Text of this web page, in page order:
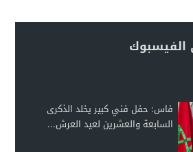
الفيسبوك
فاس: حفل فني كبير يخلد الذكرى
السابعة والعشرين لعيد العرش...